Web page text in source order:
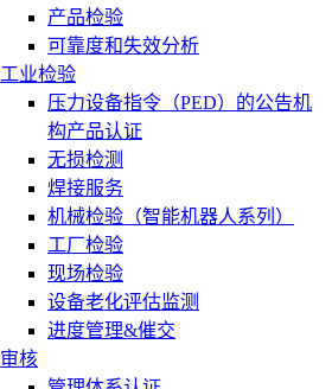
产品检验
可靠度和失效分析
工业检验
压力设备指令（PED）的公告机
构产品认证
无损检测
焊接服务
机械检验（智能机器人系列）
工厂检验
现场检验
设备老化评估监测
进度管理&催交
审核